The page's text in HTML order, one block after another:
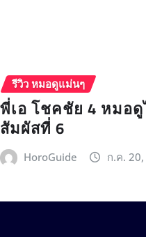
รีวิว หมอดูแม่นๆ
พี่เอ โชคชัย 4 หมอ
สัมผัสที่ 6
HoroGuide ก.ค.